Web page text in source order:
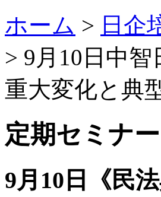
ホーム > 日企
> 9月10日中
重大変化と典
定期セミナ
9月10日《民